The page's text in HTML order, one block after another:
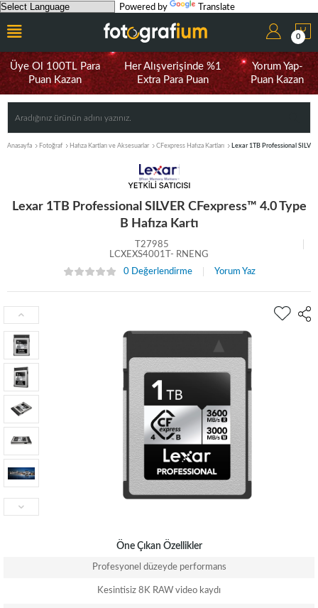
Powered by Translate
0
Üye Ol 100TL Para
Puan Kazan
Her Alışverişinde %1
Extra Para Puan
Yorum Yap-
Puan Kazan
Anasayfa Fotoğraf Hafıza Kartları ve Aksesuarlar CFexpress Hafıza Kartları Lexar 1TB Professional
Lexar 1TB Professional SILVER CFexpress™ 4.0 Type
B Hafıza Kartı
T27985
LCXEXS4001T- RNENG
0 Değerlendirme
Yorum Yaz
Öne Çıkan Özellikler
Profesyonel düzeyde performans
Kesintisiz 8K RAW video kaydı